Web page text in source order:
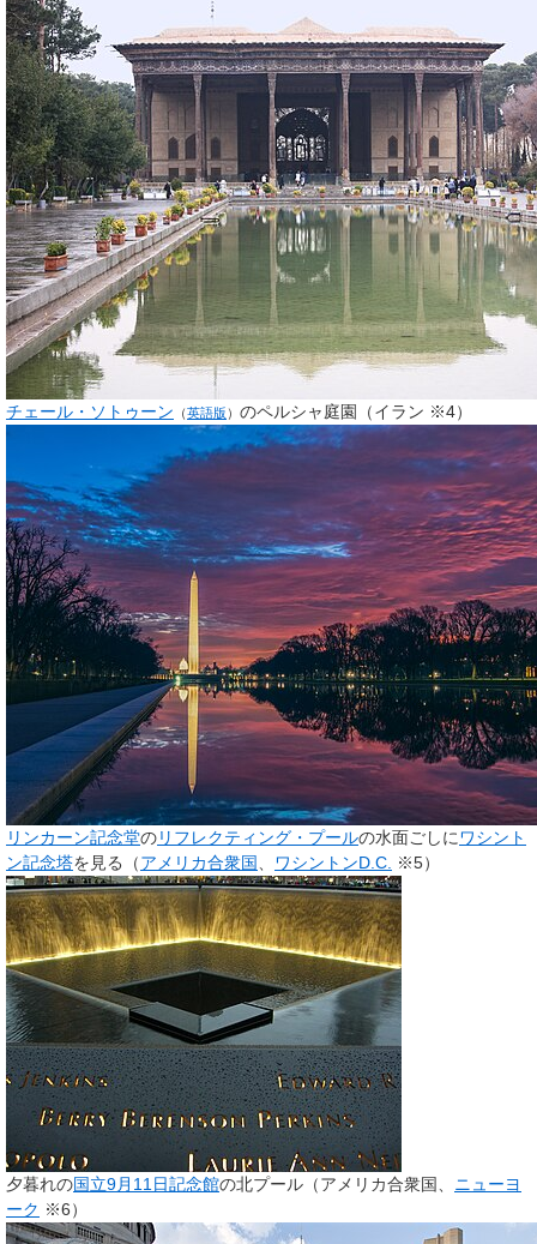
チェール・ソトゥーン （英語版 ） のペルシャ庭園（イラン ※4）
リンカーン記念堂のリフレクティング・プールの水面ごしにワシント
ン記念塔を見る（アメリカ合衆国 ワシントンD.C. ※5）
夕暮れの国立9月11日記念館の北プール（アメリカ合衆国、 ニューヨ
ーク ※6）